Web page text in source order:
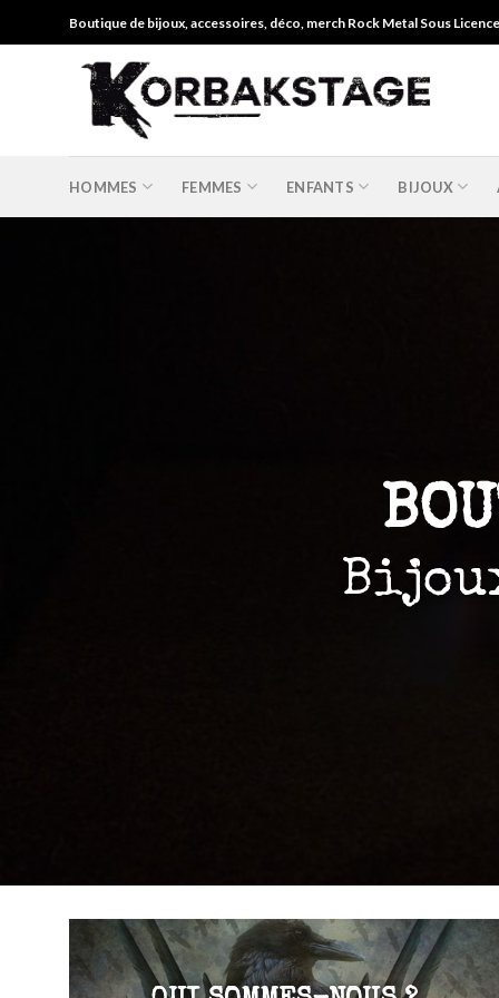
to
Boutique de bijoux, accessoires, déco, merch Rock Metal Sous
HOMMES FEMMES ENFANTS BIJOUX